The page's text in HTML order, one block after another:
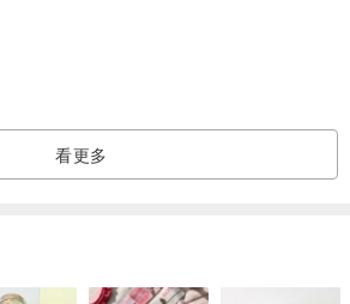
看更多